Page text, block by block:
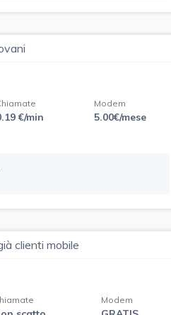
€/min
Modem
5.00€/mese
clienti mobile
Modem